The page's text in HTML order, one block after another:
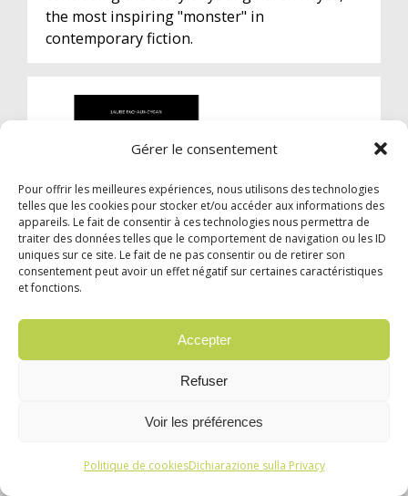
Gérer le consentement
Pour offrir les meilleures expériences, nous utilisons des technologies
telles que les cookies pour stocker et/ou accéder aux informations des
appareils. Le fait de consentir à ces technologies nous permettra de
traiter des données telles que le comportement de navigation ou les ID
uniques sur ce site. Le fait de ne pas consentir ou de retirer son
consentement peut avoir un effet négatif sur certaines caractéristiques
et fonctions.
Accepter
Refuser
Voir les préférences
Politique de cookiesDichiarazione sulla Privacy
the most inspiring "monster" in
contemporary fiction.
Chambre 406 : l’affaire Pablo Neruda
Fachaux-Cygan, Laurie
Distributeur Harmonia mundi
Collection Sciences humaines
Broché; 1 vol. (256 p.); 20 x 14 cm
Enquête sur le mystère qui entoure la mort de